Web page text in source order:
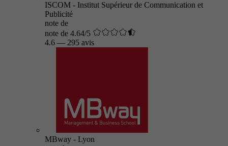
ISCOM - Institut Supérieur de Communication et
Publicité
note de
note de 4.64/5
4.6 — 295 avis
MBway - Lyon